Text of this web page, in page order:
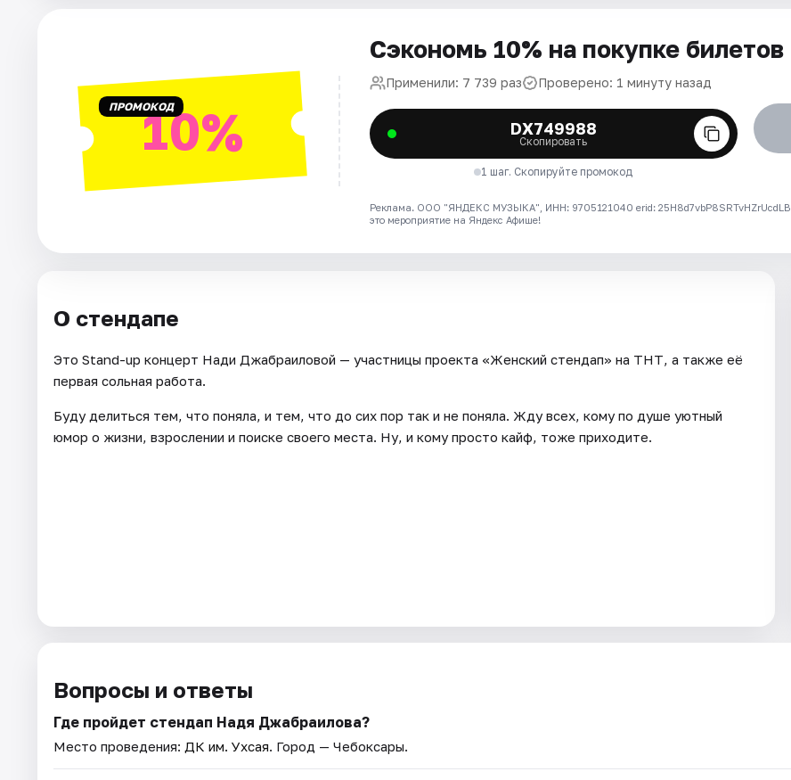
ПРОМОКОД10%
Сэкономь 10% на покупке билетов
Применили: 7 739 раз Проверено: 1 минуту назад
DX749988
Скопировать
1 шаг. Скопируйте промокод
Реклама. ООО "ЯНДЕКС МУЗЫКА", ИНН: 9705121040 erid: 25H8d7vbP8SRTvHZrUcdLB
это мероприятие на Яндекс Афише!
О стендапе
Это Stand-up концерт Нади Джабраиловой — участницы проекта «Женский стендап» на ТНТ, а также её
первая сольная работа.
Буду делиться тем, что поняла, и тем, что до сих пор так и не поняла. Жду всех, кому по душе уютный
юмор о жизни, взрослении и поиске своего места. Ну, и кому просто кайф, тоже приходите.
Вопросы и ответы
Где пройдет стендап Надя Джабраилова?
Место проведения: ДК им. Ухсая. Город — Чебоксары.